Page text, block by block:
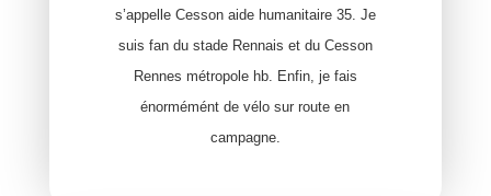
s’appelle Cesson aide humanitaire 35. Je
suis fan du stade Rennais et du Cesson
Rennes métropole hb. Enfin, je fais
énormémént de vélo sur route en
campagne.